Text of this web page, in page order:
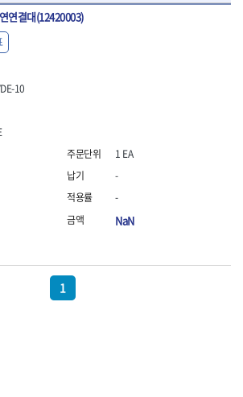
연결대(12420003)
10
1 EA
-
-
NaN
1